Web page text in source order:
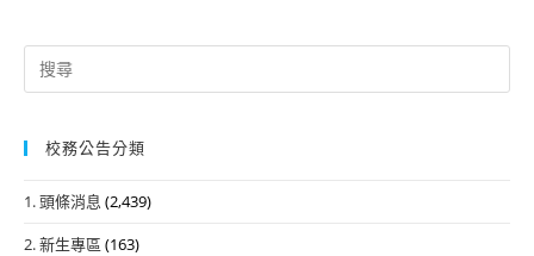
Search
for:
校務公告分類
1. 頭條消息 (2,439)
2. 新生專區 (163)